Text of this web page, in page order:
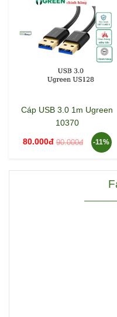
Cáp USB 3.0 1m Ugreen
10370
80.000đ 90.000đ -11%